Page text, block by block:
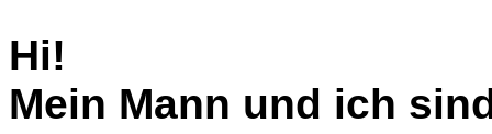
Hi!
Mein Mann und ich